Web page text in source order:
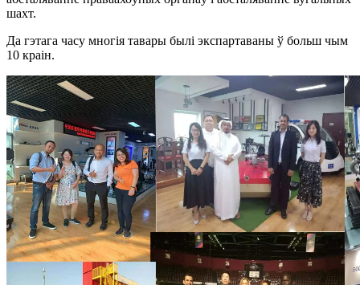
шахт.
Да гэтага часу многія тавары былі экспартаваны ў больш чым
10 краін.